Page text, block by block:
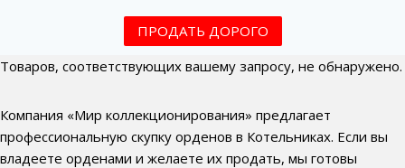
ПРОДАТЬ ДОРОГО
Товаров, соответствующих вашему запросу, не обнаружено.
Компания «Мир коллекционирования» предлагает
профессиональную скупку орденов в Котельниках. Если вы
владеете орденами и желаете их продать, мы готовы